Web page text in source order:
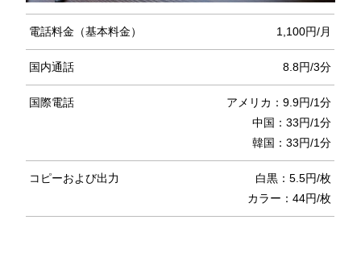
電話料金（基本料金） 1,100円/月
国内通話 8.8円/3分
国際電話
アメリカ：9.9円/1分
中国：33円/1分
韓国：33円/1分
コピーおよび出力
白黒：5.5円/枚
カラー：44円/枚